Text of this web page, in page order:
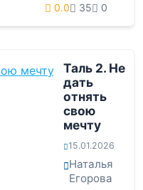
0.0 35 0
Таль 2. Не
дать
отнять
свою
мечту
15.01.2026
Наталья
Егорова